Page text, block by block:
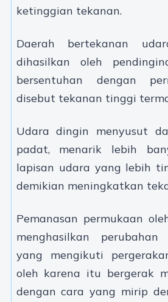
ketinggian tekanan.
Daerah bertekanan
dihasilkan oleh
bersentuhan dengan
disebut tekanan tinggi
Udara dingin menyusut
padat, menarik lebih
lapisan udara yang lebih
demikian meningkatkan
Pemanasan permukaan
menghasilkan
yang mengikuti
oleh karena itu bergerak
dengan cara yang mirip